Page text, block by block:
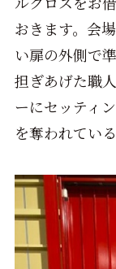
おきます。会
い扉の外側で
担ぎあげた職
ーにセッティ
を奪われてい